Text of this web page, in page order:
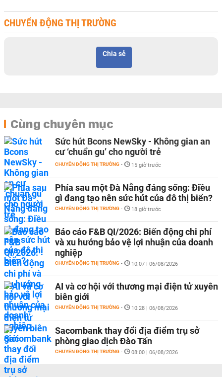
CHUYỂN ĐỘNG THỊ TRƯỜNG
Chia sẻ
Cùng chuyên mục
Sức hút Bcons NewSky - Không gian an
cư ‘chuẩn gu’ cho người trẻ
CHUYỂN ĐỘNG THỊ TRƯỜNG - 15 giờ trước
Phía sau một Đà Nẵng đáng sống: Điều
gì đang tạo nên sức hút của đô thị biển?
CHUYỂN ĐỘNG THỊ TRƯỜNG - 18 giờ trước
Báo cáo F&B QI/2026: Biến động chi phí
và xu hướng bảo vệ lợi nhuận của doanh
nghiệp
CHUYỂN ĐỘNG THỊ TRƯỜNG - 10:07 | 06/08/2026
AI và cơ hội với thương mại điện tử xuyên
biên giới
CHUYỂN ĐỘNG THỊ TRƯỜNG - 10:28 | 06/08/2026
Sacombank thay đổi địa điểm trụ sở
phòng giao dịch Đào Tấn
CHUYỂN ĐỘNG THỊ TRƯỜNG - 08:00 | 06/08/2026